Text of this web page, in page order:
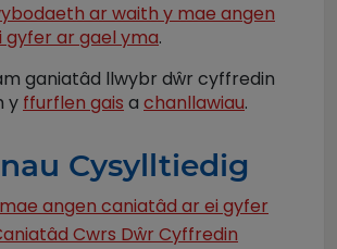
ar waith y mae angen
gyfer ar gael yma.
ganiatâd llwybr dŵr cyffredin
y ffurflen gais a chanllawiau.
Cysylltiedig
angen caniatâd ar ei gyfer
Cwrs Dŵr Cyffredin